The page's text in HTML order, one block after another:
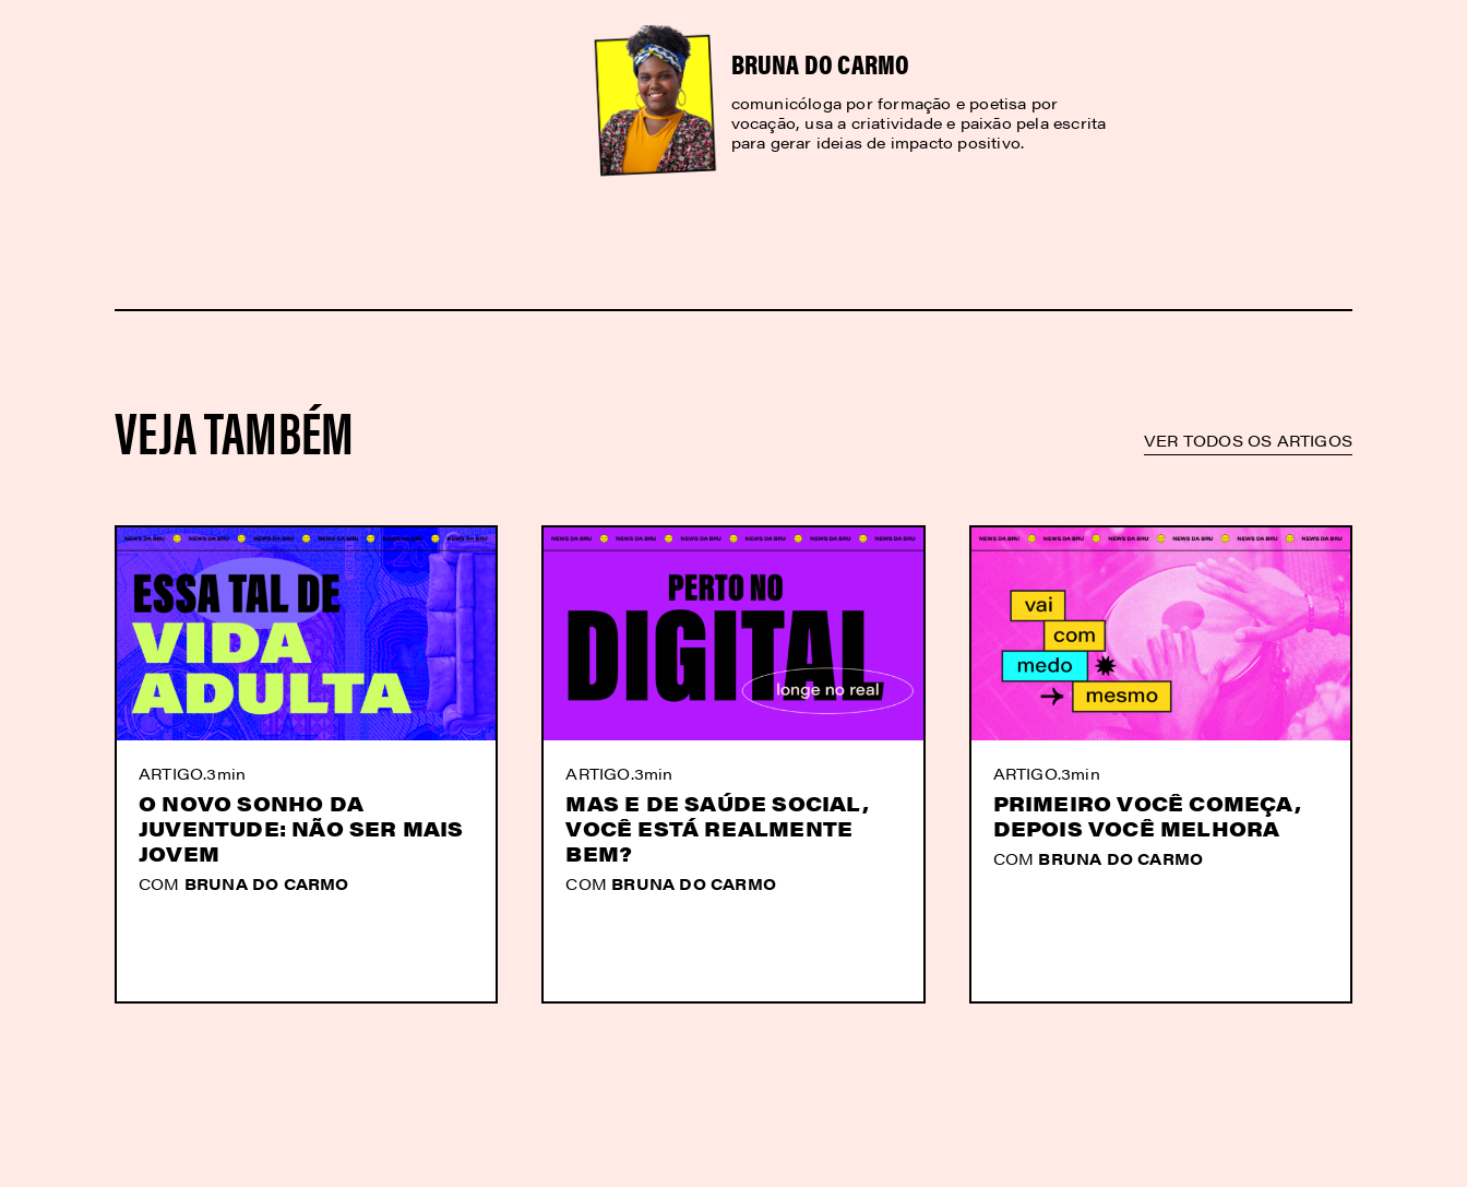
BRUNA DO CARMO
comunicóloga por formação e poetisa por
vocação, usa a criatividade e paixão pela escrita
para gerar ideias de impacto positivo.
VEJA TAMBÉM VER TODOS OS ARTIGOS
ARTIGO.3min
O NOVO SONHO DA
JUVENTUDE: NÃO SER MAIS
JOVEM
COM BRUNA DO CARMO
ARTIGO.3min
MAS E DE SAÚDE SOCIAL,
VOCÊ ESTÁ REALMENTE
BEM?
COM BRUNA DO CARMO
ARTIGO.3min
PRIMEIRO VOCÊ COMEÇA,
DEPOIS VOCÊ MELHORA
COM BRUNA DO CARMO